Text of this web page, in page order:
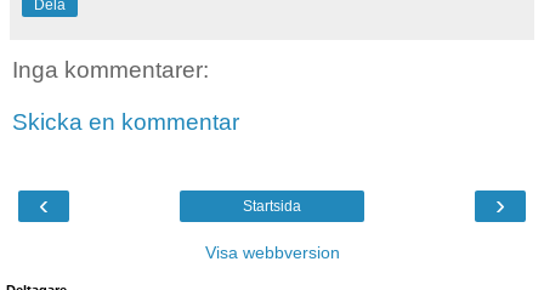
Dela
Inga kommentarer:
Skicka en kommentar
‹ ›
Startsida
Visa webbversion